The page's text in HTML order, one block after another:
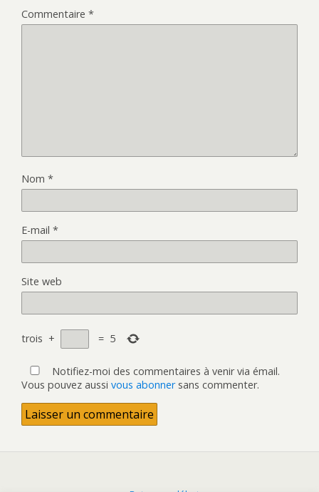
Commentaire *
Nom *
E-mail *
Site web
trois + = 5
Notifiez-moi des commentaires à venir via émail.
Vous pouvez aussi vous abonnersans commenter.